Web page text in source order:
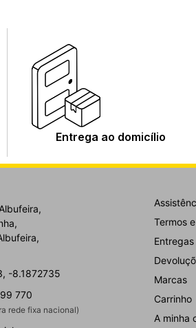
Entrega ao domicílio
-8.1872735
770
rede fixa nacional)
Termos
Marcas
Carrinho
A minha